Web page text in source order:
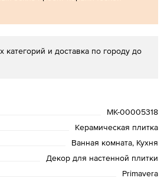
категорий и доставка по городу до
MK-00005318
Керамическая плитка
Ванная комната, Кухня
Декор для настенной плитки
Primavera